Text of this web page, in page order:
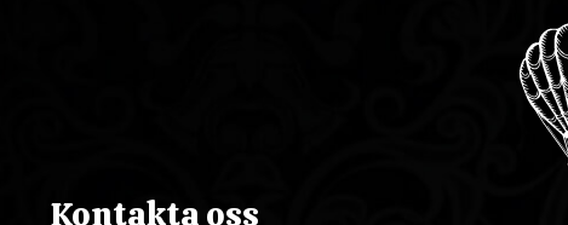
s
Kontakta oss